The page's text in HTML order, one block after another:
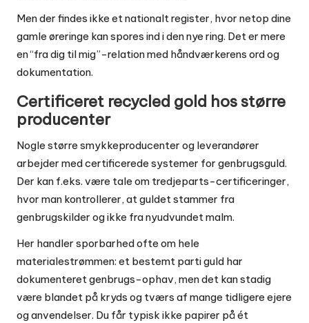
Men der findes ikke et nationalt register, hvor netop dine
gamle øreringe kan spores ind i den nye ring. Det er mere
en “fra dig til mig”-relation med håndværkerens ord og
dokumentation.
Certificeret recycled gold hos større
producenter
Nogle større smykkeproducenter og leverandører
arbejder med certificerede systemer for genbrugsguld.
Der kan f.eks. være tale om tredjeparts-certificeringer,
hvor man kontrollerer, at guldet stammer fra
genbrugskilder og ikke fra nyudvundet malm.
Her handler sporbarhed ofte om hele
materialestrømmen: et bestemt parti guld har
dokumenteret genbrugs-ophav, men det kan stadig
være blandet på kryds og tværs af mange tidligere ejere
og anvendelser. Du får typisk ikke papirer på ét